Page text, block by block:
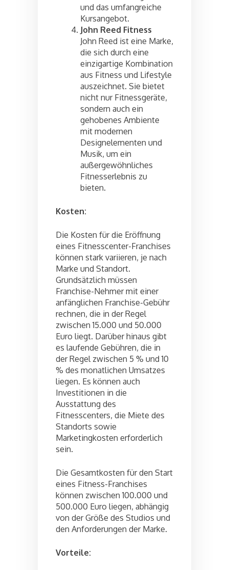
und das umfangreiche
Kursangebot.
John Reed Fitness
John Reed ist eine Marke,
die sich durch eine
einzigartige Kombination
aus Fitness und Lifestyle
auszeichnet. Sie bietet
nicht nur Fitnessgeräte,
sondern auch ein
gehobenes Ambiente
mit modernen
Designelementen und
Musik, um ein
außergewöhnliches
Fitnesserlebnis zu
bieten.
Kosten:
Die Kosten für die Eröffnung
eines Fitnesscenter-Franchises
können stark variieren, je nach
Marke und Standort.
Grundsätzlich müssen
Franchise-Nehmer mit einer
anfänglichen Franchise-Gebühr
rechnen, die in der Regel
zwischen 15.000 und 50.000
Euro liegt. Darüber hinaus gibt
es laufende Gebühren, die in
der Regel zwischen 5 % und 10
% des monatlichen Umsatzes
liegen. Es können auch
Investitionen in die
Ausstattung des
Fitnesscenters, die Miete des
Standorts sowie
Marketingkosten erforderlich
sein.
Die Gesamtkosten für den Start
eines Fitness-Franchises
können zwischen 100.000 und
500.000 Euro liegen, abhängig
von der Größe des Studios und
den Anforderungen der Marke.
Vorteile: